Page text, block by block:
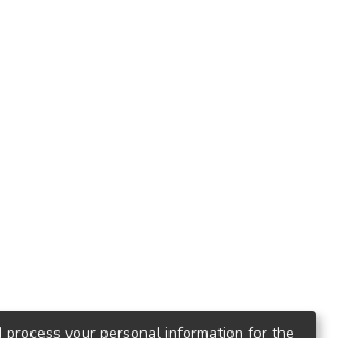
your personal information for the